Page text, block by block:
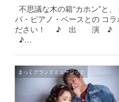
不思議な木の箱“カホン”と
バ・ピアノ・ベースとの コ
ださい！ ♪ 出 演 ♪ チ
♪…
まっくグランドミュージック